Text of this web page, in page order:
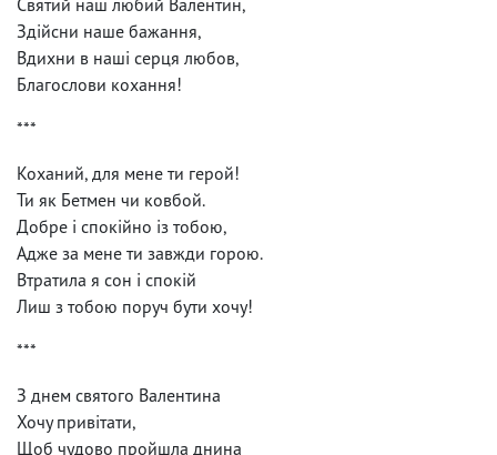
Здійсни наше бажання,
Вдихни в наші серця любов,
Благослови кохання!
***
Коханий, для мене ти герой!
Ти як Бетмен чи ковбой.
Добре і спокійно із тобою,
Адже за мене ти завжди горою.
Втратила я сон і спокій
Лиш з тобою поруч бути хочу!
***
З днем святого Валентина
Хочу привітати,
Щоб чудово пройшла днина